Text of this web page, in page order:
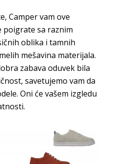
Camper vam ove
poigrate sa raznim
oblika i tamnih
mešavina materijala.
zabava oduvek bila
savetujemo vam da
Oni će vašem izgledu